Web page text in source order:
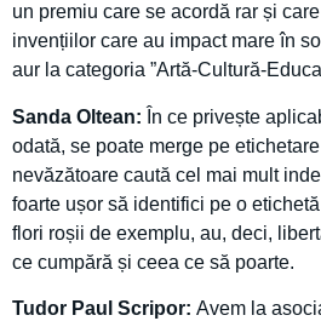
un premiu care se acordă rar și
invențiilor care au impact mare în
aur la categoria ”Artă-Cultură-
Sanda Oltean: În ce privește
odată, se poate merge pe
nevăzătoare caută cel mai mult
foarte ușor să identifici pe o
flori roșii de exemplu, au, deci,
ce cumpără și ceea ce să poarte.
Tudor Paul Scripor: Avem la